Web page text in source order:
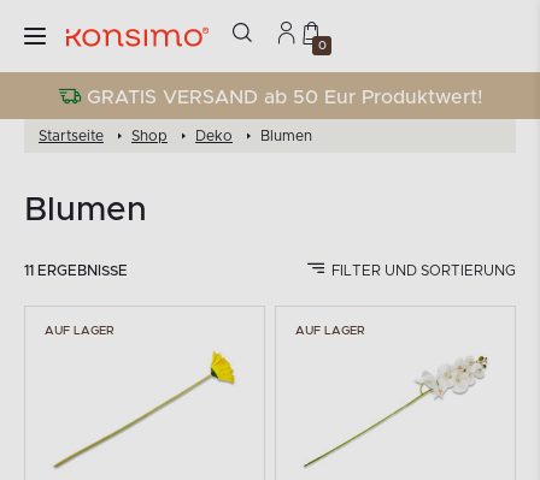
0
GRATIS VERSAND ab 50 Eur Produktwert!
Startseite Shop Deko Blumen
Blumen
11 ERGEBNISSE FILTER UND SORTIERUNG
AUF LAGER AUF LAGER